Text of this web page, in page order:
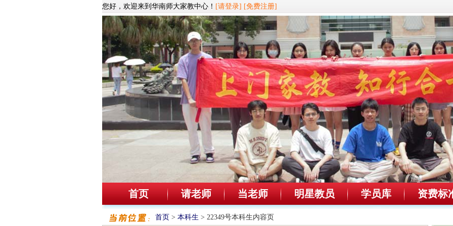
您好，欢迎来到华南师大家教中心！ [请登录] [免费注册]
首页 请老师 当老师 明星教员 学员库 资费标
首页 > 本科生 > 22349号本科生内容页